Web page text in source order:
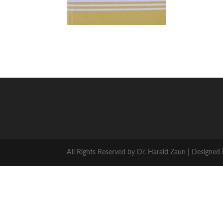
All Rights Reserved by Dr. Harald Zaun |